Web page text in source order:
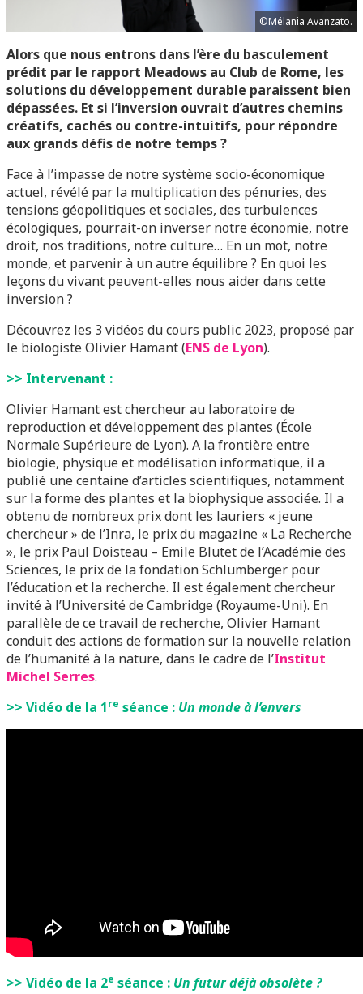
©Mélania Avanzato.
Alors que nous entrons dans l’ère du basculement
prédit par le rapport Meadows au Club de Rome, les
solutions du développement durable paraissent bien
dépassées. Et si l’inversion ouvrait d’autres chemins
créatifs, cachés ou contre-intuitifs, pour répondre
aux grands défis de notre temps ?
Face à l’impasse de notre système socio-économique
actuel, révélé par la multiplication des pénuries, des
tensions géopolitiques et sociales, des turbulences
écologiques, pourrait-on inverser notre économie, notre
droit, nos traditions, notre culture… En un mot, notre
monde, et parvenir à un autre équilibre ? En quoi les
leçons du vivant peuvent-elles nous aider dans cette
inversion ?
Découvrez les 3 vidéos du cours public 2023, proposé par
le biologiste Olivier Hamant (ENS de Lyon).
>> Intervenant :
Olivier Hamant est chercheur au laboratoire de
reproduction et développement des plantes (École
Normale Supérieure de Lyon). A la frontière entre
biologie, physique et modélisation informatique, il a
publié une centaine d’articles scientifiques, notamment
sur la forme des plantes et la biophysique associée. Il a
obtenu de nombreux prix dont les lauriers « jeune
chercheur » de l’Inra, le prix du magazine « La Recherche
», le prix Paul Doisteau – Emile Blutet de l’Académie des
Sciences, le prix de la fondation Schlumberger pour
l’éducation et la recherche. Il est également chercheur
invité à l’Université de Cambridge (Royaume-Uni). En
parallèle de ce travail de recherche, Olivier Hamant
conduit des actions de formation sur la nouvelle relation
de l’humanité à la nature, dans le cadre de l’Institut
Michel Serres.
>> Vidéo de la 1re séance : Un monde à l’envers
>> Vidéo de la 2e séance : Un futur déjà obsolète ?